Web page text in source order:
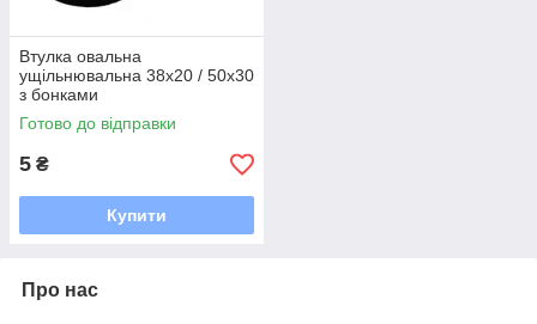
Втулка овальна
ущільнювальна 38x20 / 50x30
з бонками
Готово до відправки
5 ₴
Купити
Про нас